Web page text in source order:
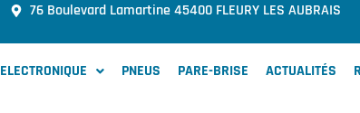
76 Boulevard Lamartine 45400 FLEURY LES AUBRAIS
ELECTRONIQUE PNEUS PARE-BRISE ACTUALITÉS